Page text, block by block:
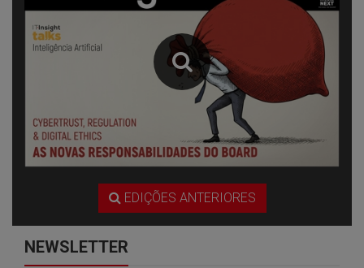
EDIÇÕES ANTERIORES
NEWSLETTER